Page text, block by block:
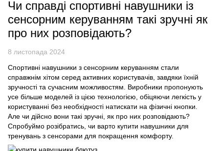
Чи справді спортивні навушники із
сенсорним керуванням такі зручні як
про них розповідають?
8 листопада 2024
Спортивні навушники з сенсорним керуванням стали
справжнім хітом серед активних користувачів, завдяки їхній
зручності та сучасним можливостям. Виробники пропонують
усе більше моделей із цією технологією, обіцяючи легкість у
користуванні без необхідності натискати на фізичні кнопки.
Але чи дійсно вони такі зручні, як про них розповідають?
Спробуймо розібратись, чи варто купити навушники для
тренувань з сенсорами для покращення комфорту.